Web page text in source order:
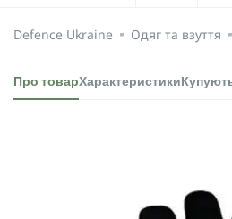
Defence Ukraine Одяг та взуття
Про товарХарактеристики